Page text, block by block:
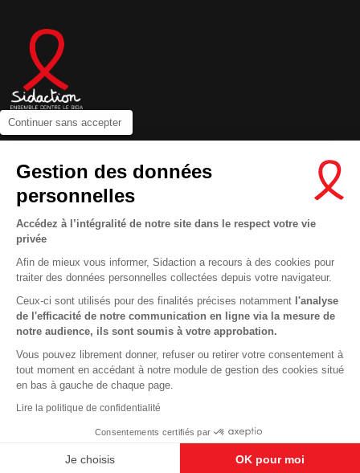
Continuer sans accepter
Gestion des données
personnelles
Accédez à l’intégralité de notre site dans le respect votre vie
privée
Afin de mieux vous informer, Sidaction a recours à des cookies pour
traiter des données personnelles collectées depuis votre navigateur.
Ceux-ci sont utilisés pour des finalités précises notamment l'analyse
de l'efficacité de notre communication en ligne via la mesure de
notre audience, ils sont soumis à votre approbation.
Vous pouvez librement donner, refuser ou retirer votre consentement à
tout moment en accédant à notre module de gestion des cookies situé
en bas à gauche de chaque page.
Lire la politique de confidentialité
Consentements certifiés par
Je choisis OK pour moi
Newsletter
Nous suivre sur les réseaux :
MENTIONS LÉGALES
CONDITIONS D’UTILISATION ET PROTECTION DES DONNÉES
COOKIES
This site uses cookies and gives you control over what you want to
En savoir plus